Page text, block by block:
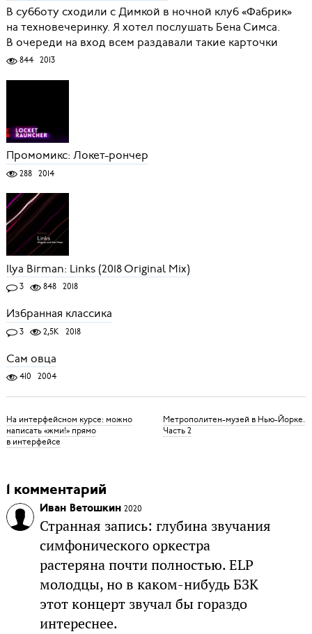
В субботу сходили с Димкой в ночной клуб «Фабрик»
на техновечеринку. Я хотел послушать Бена Симса.
В очереди на вход всем раздавали такие карточки
844 2013
Промомикс: Локет-рончер
288 2014
Ilya Birman: Links (2018 Original Mix)
3 848 2018
Избранная классика
3 2,5K 2018
Сам овца
410 2004
На интерфейсном курсе: можно
написать «жми!» прямо
в интерфейсе
Метрополитен-музей в Нью-Йорке.
Часть 2
1 комментарий
Иван Ветошкин 2020
Странная запись: глубина звучания
симфонического оркестра
растеряна почти полностью. ELP
молодцы, но в каком-нибудь БЗК
этот концерт звучал бы гораздо
интереснее.